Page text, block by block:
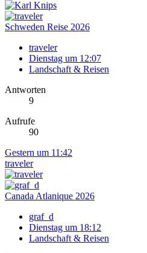
Schweden Reise 2026
traveler
Dienstag um 12:07
Landschaft & Reisen
Antworten
9
Aufrufe
90
Gestern um 11:42
traveler
Canada Atlanique 2026
graf_d
Dienstag um 18:12
Landschaft & Reisen